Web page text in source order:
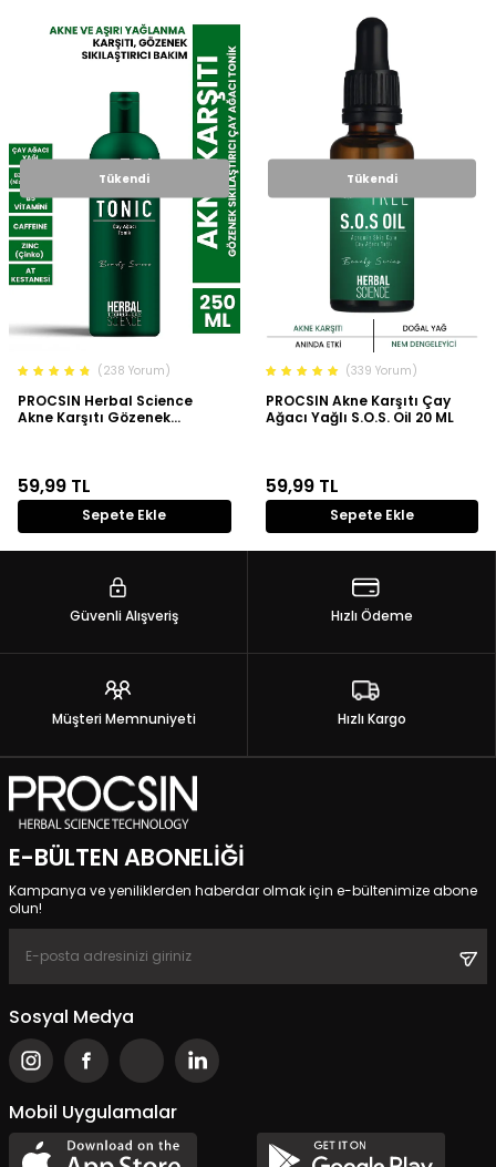
Tükendi
(238 Yorum)
PROCSIN Herbal Science
Akne Karşıtı Gözenek
59,99 TL
Sepete Ekle
Tükendi
(339 Yorum)
PROCSIN Akne Karşıtı Çay
Ağacı Yağlı S.O.S. Oil 20 ML
59,99TL
Sepete Ekle
Güvenli Alışveriş Hızlı Ödeme
Müşteri Memnuniyeti Hızlı Kargo
E-BÜLTEN ABONELIĞI
Kampanya ve yeniliklerden haberdar olmak için e-bültenimize abone
olun!
Sosyal Medya
Mobil Uygulamalar